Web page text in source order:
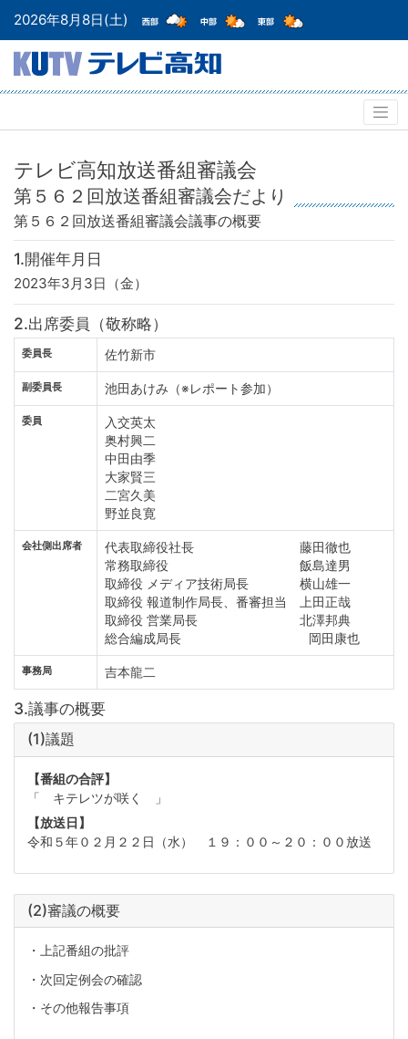
2026年8月8日(土)
テレビ高知放送番組審議会
第５６２回放送番組審議会だより
第５６２回放送番組審議会議事の概要
1.開催年月日
2023年3月3日（金）
2.出席委員（敬称略）
委員長 佐竹新市
副委員長 池田あけみ（※レポート参加）
委員
入交英太
奥村興二
中田由季
大家賢三
二宮久美
野並良寛
会社側出席者
代表取締役社長 藤田徹也
常務取締役 飯島達男
取締役 メディア技術局長 横山雄一
取締役 報道制作局長、番審担当 上田正哉
取締役 営業局長 北澤邦典
総合編成局長 岡田康也
事務局 吉本龍二
3.議事の概要
(1)議題
【番組の合評】
「 キテレツが咲く 」
【放送日】
令和５年０２月２２日（水） １９：００～２０：００放送
(2)審議の概要
・上記番組の批評
・次回定例会の確認
・その他報告事項